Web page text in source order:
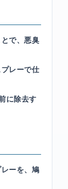
で、悪臭
レーで仕
に除去す
ーを、鳩